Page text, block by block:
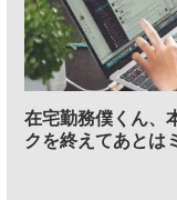
在宅勤務僕くん、
クを終えてあとは